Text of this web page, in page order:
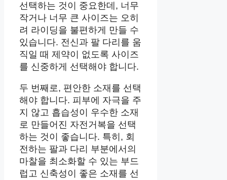
선택하는 것이 중요한데, 너무
작거나 너무 큰 사이즈는 오히
려 라이딩을 불편하게 만들 수
있습니다. 전신과 팔 다리를 움
직일 때 제약이 없도록 사이즈
를 신중하게 선택해야 합니다.
두 번째로, 편안한 소재를 선택
해야 합니다. 피부에 자극을 주
지 않고 흡습성이 우수한 소재
로 만들어진 자전거복을 선택
하는 것이 좋습니다. 특히, 회
전하는 팔과 다리 부분에서의
마찰을 최소화할 수 있는 부드
럽고 신축성이 좋은 소재를 선